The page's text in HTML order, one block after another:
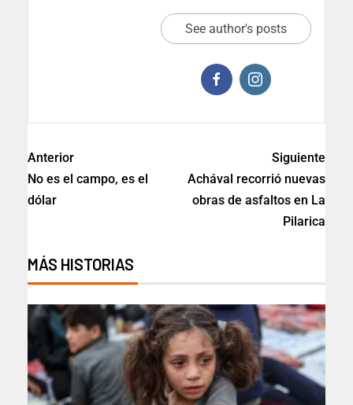
See author's posts
Anterior
No es el campo, es el
dólar
Siguiente
Achával recorrió nuevas
obras de asfaltos en La
Pilarica
MÁS HISTORIAS